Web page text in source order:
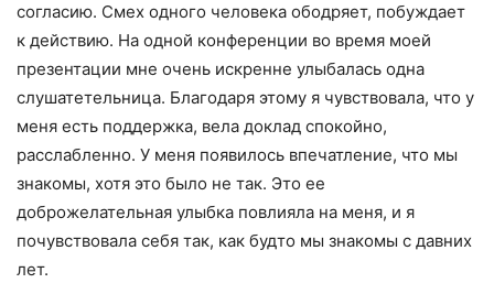
согласию. Смех одного человека ободряет, побуждает
к действию. На одной конференции во время моей
презентации мне очень искренне улыбалась одна
слушатетельница. Благодаря этому я чувствовала, что у
меня есть поддержка, вела доклад спокойно,
расслабленно. У меня появилось впечатление, что мы
знакомы, хотя это было не так. Это ее
доброжелательная улыбка повлияла на меня, и я
почувствовала себя так, как будто мы знакомы с давних
лет.